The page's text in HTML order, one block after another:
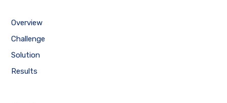
Overview
Challenge
Solution
Results